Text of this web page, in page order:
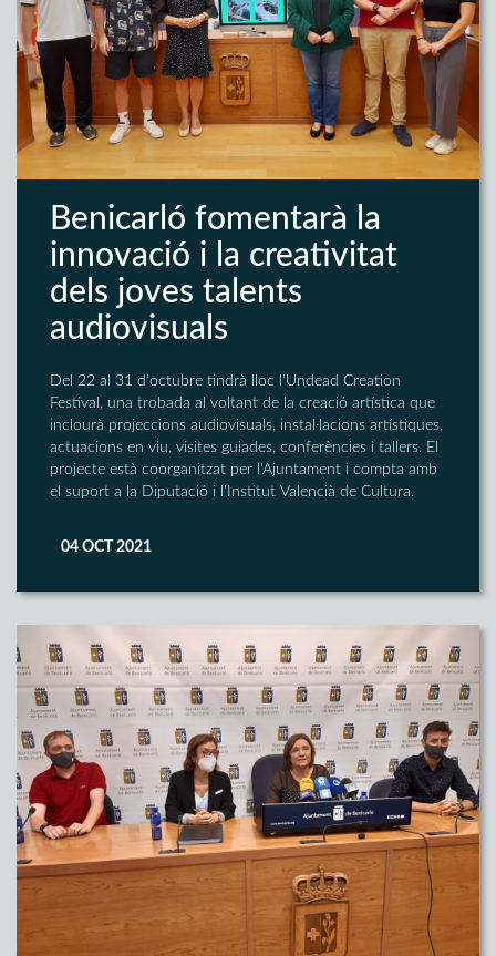
Benicarló fomentarà la
innovació i la creativitat
dels joves talents
audiovisuals
Del 22 al 31 d'octubre tindrà lloc l'Undead Creation
Festival, una trobada al voltant de la creació artística que
inclourà projeccions audiovisuals, instal·lacions artístiques,
actuacions en viu, visites guiades, conferències i tallers. El
projecte està coorganitzat per l'Ajuntament i compta amb
el suport a la Diputació i l'Institut Valencià de Cultura.
04 OCT 2021